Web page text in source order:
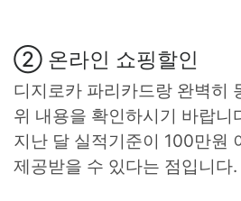
② 온라인 쇼핑할인
디지로카 파리카드랑 완벽히
위 내용을 확인하시기 바랍니
지난 달 실적기준이 100만원
제공받을 수 있다는 점입니다.